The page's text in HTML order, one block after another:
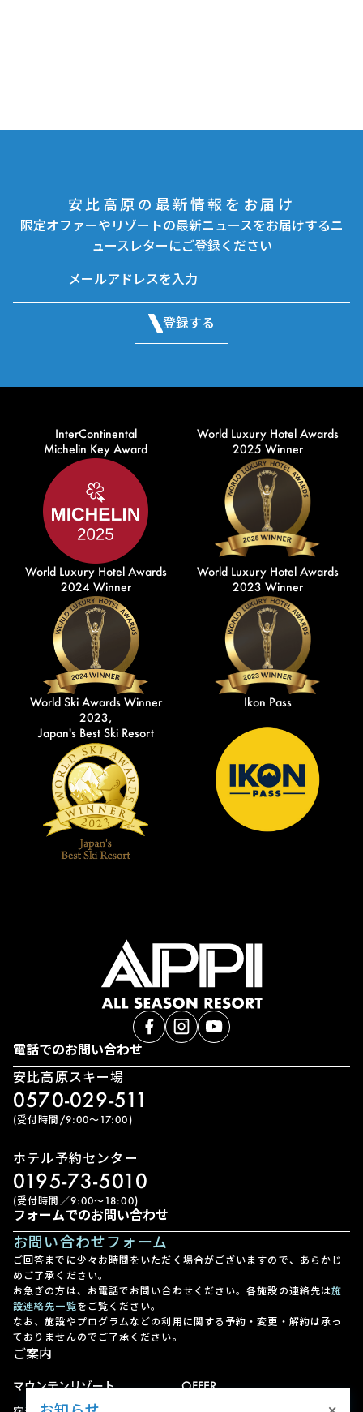
安比高原の最新情報をお届け
限定オファーやリゾートの最新ニュースをお届けするニ
ュースレターにご登録ください
登録する
InterContinental
Michelin Key Award
World Luxury Hotel Awards
2025 Winner
World Luxury Hotel Awards
2024 Winner
World Luxury Hotel Awards
2023 Winner
World Ski Awards Winner
2023,
Japan's Best Ski Resort
Ikon Pass
電話でのお問い合わせ
安比高原スキー場
0570-029-511
(受付時間/9:00〜17:00)
ホテル予約センター
0195-73-5010
(受付時間／9:00〜18:00)
フォームでのお問い合わせ
お問い合わせフォーム
ご回答までに少々お時間をいただく場合がございますので、あらかじ
めご了承ください。
お急ぎの方は、お電話でお問い合わせください。各施設の連絡先は施
設連絡先一覧をご覧ください。
なお、施設やプログラムなどの利用に関する予約・変更・解約は承っ
ておりませんのでご了承ください。
ご案内
マウンテンリゾート
OFFER